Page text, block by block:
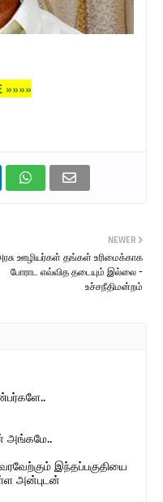
»»»»
NEWER
ஊழியர்கள் தங்கள் உரிமைக்காக
போராட எவ்வித தடையும் இல்லை -
உச்சநீதிமன்றம்
அங்கமே..
இந்தப்பகுதியை
அன்புடன்